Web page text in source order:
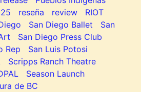
reseña review
RIOT
San Diego Ballet
San
San Diego Press Club
Rep
San Luis Potosi
Scripps Ranch Theatre
Season Launch
de BC